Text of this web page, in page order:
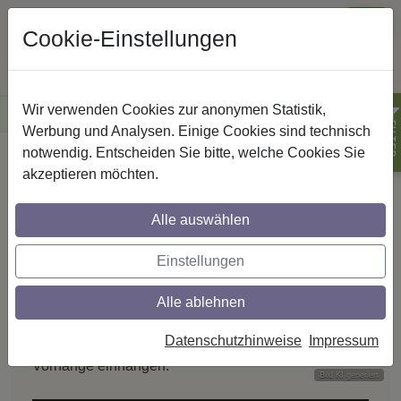
VersandkostenfreieLieferung innerhalb Deutschlands
Sichere Zahlung
FILTER
Startseite Gardinenschienen
Interdeco-
Bild KI generiert
GARDINENSCHIENEN
Vorgebohrt.
In Minuten montiert.
Die Objektschiene Primax bringt alle Bohrungen
schon ab Werk mit – einfach anschrauben und
Vorhänge einhängen.
Cookie-Einstellungen
Wir verwenden Cookies zur anonymen Statistik,
Werbung und Analysen. Einige Cookies sind technisch
notwendig. Entscheiden Sie bitte, welche Cookies Sie
akzeptieren möchten.
Alle auswählen
Einstellungen
Alle ablehnen
Datenschutzhinweise Impressum